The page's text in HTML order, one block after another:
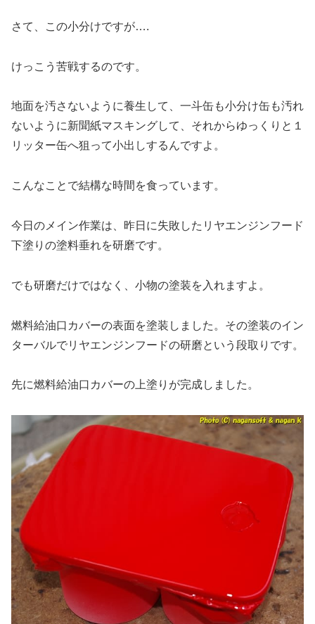
さて、この小分けですが….
けっこう苦戦するのです。
地面を汚さないように養生して、一斗缶も小分け缶も汚れ
ないように新聞紙マスキングして、それからゆっくりと１
リッター缶へ狙って小出しするんですよ。
こんなことで結構な時間を食っています。
今日のメイン作業は、昨日に失敗したリヤエンジンフード
下塗りの塗料垂れを研磨です。
でも研磨だけではなく、小物の塗装を入れますよ。
燃料給油口カバーの表面を塗装しました。その塗装のイン
ターバルでリヤエンジンフードの研磨という段取りです。
先に燃料給油口カバーの上塗りが完成しました。